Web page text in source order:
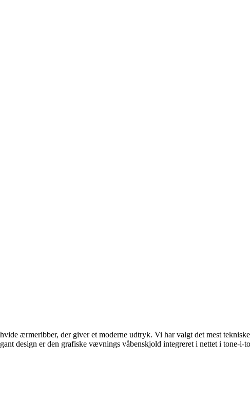
ærmeribber, der giver et moderne udtryk. Vi har valgt det mest
design er den grafiske vævnings våbenskjold integreret i nettet i tone-i-